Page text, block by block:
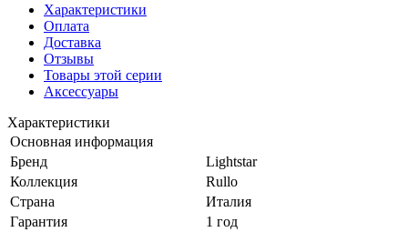
Характеристики
Оплата
Доставка
Отзывы
Товары этой серии
Аксессуары
Характеристики
Основная информация
Бренд
Lightstar
Коллекция
Rullo
Страна
Италия
Гарантия
1 год